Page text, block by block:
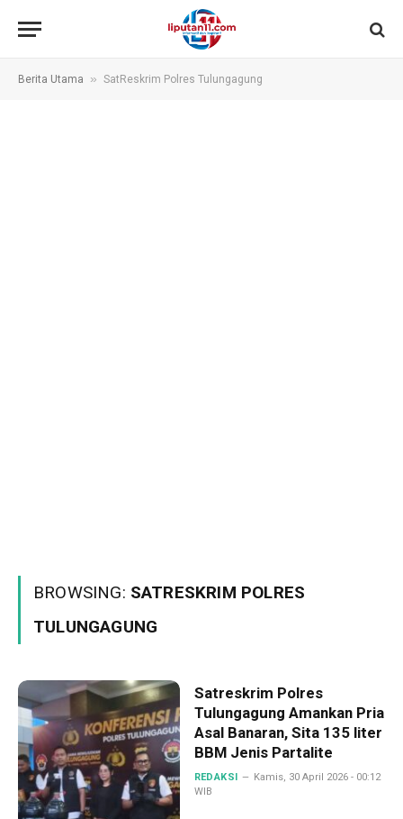
Berita Utama » SatReskrim Polres Tulungagung
BROWSING: SATRESKRIM POLRES
TULUNGAGUNG
Satreskrim Polres
Tulungagung Amankan Pria
Asal Banaran, Sita 135 liter
BBM Jenis Partalite
REDAKSI
Kamis, 30 April 2026 - 00:12
WIB